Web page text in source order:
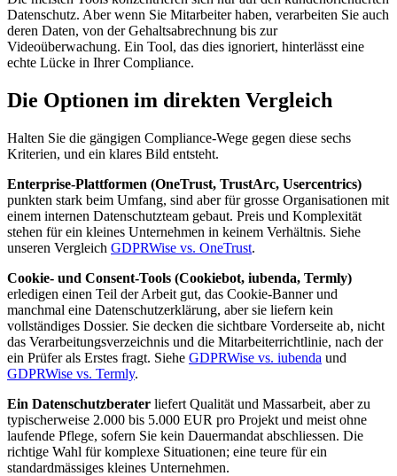
Datenschutz. Aber wenn Sie Mitarbeiter haben, verarbeiten Sie auch
deren Daten, von der Gehaltsabrechnung bis zur
Videoüberwachung. Ein Tool, das dies ignoriert, hinterlässt eine
echte Lücke in Ihrer Compliance.
Die Optionen im direkten Vergleich
Halten Sie die gängigen Compliance-Wege gegen diese sechs
Kriterien, und ein klares Bild entsteht.
Enterprise-Plattformen (OneTrust, TrustArc, Usercentrics)
punkten stark beim Umfang, sind aber für grosse Organisationen mit
einem internen Datenschutzteam gebaut. Preis und Komplexität
stehen für ein kleines Unternehmen in keinem Verhältnis. Siehe
unseren Vergleich GDPRWise vs. OneTrust.
Cookie- und Consent-Tools (Cookiebot, iubenda, Termly)
erledigen einen Teil der Arbeit gut, das Cookie-Banner und
manchmal eine Datenschutzerklärung, aber sie liefern kein
vollständiges Dossier. Sie decken die sichtbare Vorderseite ab, nicht
das Verarbeitungsverzeichnis und die Mitarbeiterrichtlinie, nach der
ein Prüfer als Erstes fragt. Siehe GDPRWise vs. iubenda und
GDPRWise vs. Termly.
Ein Datenschutzberater liefert Qualität und Massarbeit, aber zu
typischerweise 2.000 bis 5.000 EUR pro Projekt und meist ohne
laufende Pflege, sofern Sie kein Dauermandat abschliessen. Die
richtige Wahl für komplexe Situationen; eine teure für ein
standardmässiges kleines Unternehmen.